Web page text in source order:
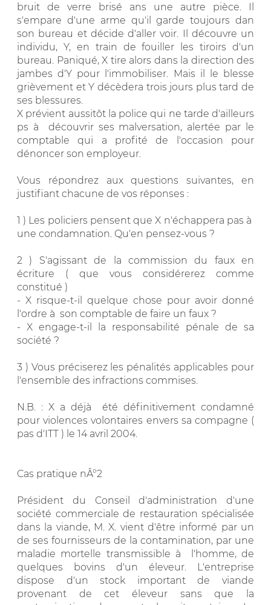
bruit de verre brisé ans une autre pièce. Il
s'empare d'une arme qu'il garde toujours dan
son bureau et décide d'aller voir. Il découvre un
individu, Y, en train de fouiller les tiroirs d'un
bureau. Paniqué, X tire alors dans la direction des
jambes d'Y pour l'immobiliser. Mais il le blesse
grièvement et Y décèdera trois jours plus tard de
ses blessures.
X prévient aussitôt la police qui ne tarde d'ailleurs
ps à découvrir ses malversation, alertée par le
comptable qui a profité de l'occasion pour
dénoncer son employeur.
Vous répondrez aux questions suivantes, en
justifiant chacune de vos réponses :
1 ) Les policiers pensent que X n'échappera pas à
une condamnation. Qu'en pensez-vous ?
2 ) S'agissant de la commission du faux en
écriture ( que vous considérerez comme
constitué )
- X risque-t-il quelque chose pour avoir donné
l'ordre à son comptable de faire un faux ?
- X engage-t-il la responsabilité pénale de sa
société ?
3 ) Vous préciserez les pénalités applicables pour
l'ensemble des infractions commises.
N.B. : X a déjà été définitivement condamné
pour violences volontaires envers sa compagne (
pas d'ITT ) le 14 avril 2004.
Cas pratique nÂ°2
Président du Conseil d'administration d'une
société commerciale de restauration spécialisée
dans la viande, M. X. vient d'être informé par un
de ses fournisseurs de la contamination, par une
maladie mortelle transmissible à l'homme, de
quelques bovins d'un éleveur. L'entreprise
dispose d'un stock important de viande
provenant de cet éleveur sans que la